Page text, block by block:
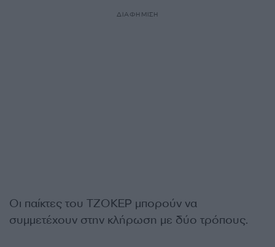
ΔΙΑΦΗΜΙΣΗ
Οι παίκτες του ΤΖΟΚΕΡ μπορούν να
συμμετέχουν στην κλήρωση με δύο τρόπους.